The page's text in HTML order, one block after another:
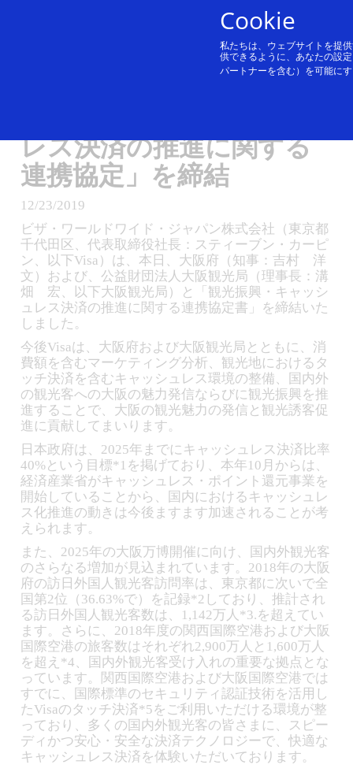
Visa、大阪府および公益
レス決済の推進に関する
連携協定」を締結
12/23/2019
ビザ・ワールドワイド・ジャパン株式会社（東京都
千代田区、代表取締役社長：スティーブン・カーピ
ン、以下Visa）は、本日、大阪府（知事：吉村 洋
文）および、公益財団法人大阪観光局（理事長：溝
畑 宏、以下大阪観光局）と「観光振興・キャッシ
ュレス決済の推進に関する連携協定書」を締結いた
しました。
今後Visaは、大阪府および大阪観光局とともに、消
費額を含むマーケティング分析、観光地におけるタ
ッチ決済を含むキャッシュレス環境の整備、国内外
の観光客への大阪の魅力発信ならびに観光振興を推
進することで、大阪の観光魅力の発信と観光誘客促
進に貢献してまいります。
日本政府は、2025年までにキャッシュレス決済比率
40%という目標*1を掲げており、本年10月からは、
経済産業省がキャッシュレス・ポイント還元事業を
開始していることから、国内におけるキャッシュレ
ス化推進の動きは今後ますます加速されることが考
えられます。
また、2025年の大阪万博開催に向け、国内外観光客
のさらなる増加が見込まれています。2018年の大阪
府の訪日外国人観光客訪問率は、東京都に次いで全
国第2位（36.63%で）を記録*2しており、推計され
る訪日外国人観光客数は、1,142万人*3.を超えてい
ます。さらに、2018年度の関西国際空港および大阪
国際空港の旅客数はそれぞれ2,900万人と1,600万人
を超え*4、国内外観光客受け入れの重要な拠点とな
っています。関西国際空港および大阪国際空港では
すでに、国際標準のセキュリティ認証技術を活用し
たVisaのタッチ決済*5をご利用いただける環境が整
っており、多くの国内外観光客の皆さまに、スピー
ディかつ安心・安全な決済テクノロジーで、快適な
キャッシュレス決済を体験いただいております。
Cookie
私たちは、ウェブサイトを提
供できるように、あなたの設
パートナーを含む）を可能に